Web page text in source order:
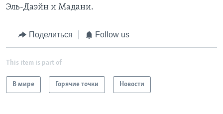
Эль-Даэйн и Мадани.
Поделиться Follow us
This item is part of
В мире Горячие точки Новости